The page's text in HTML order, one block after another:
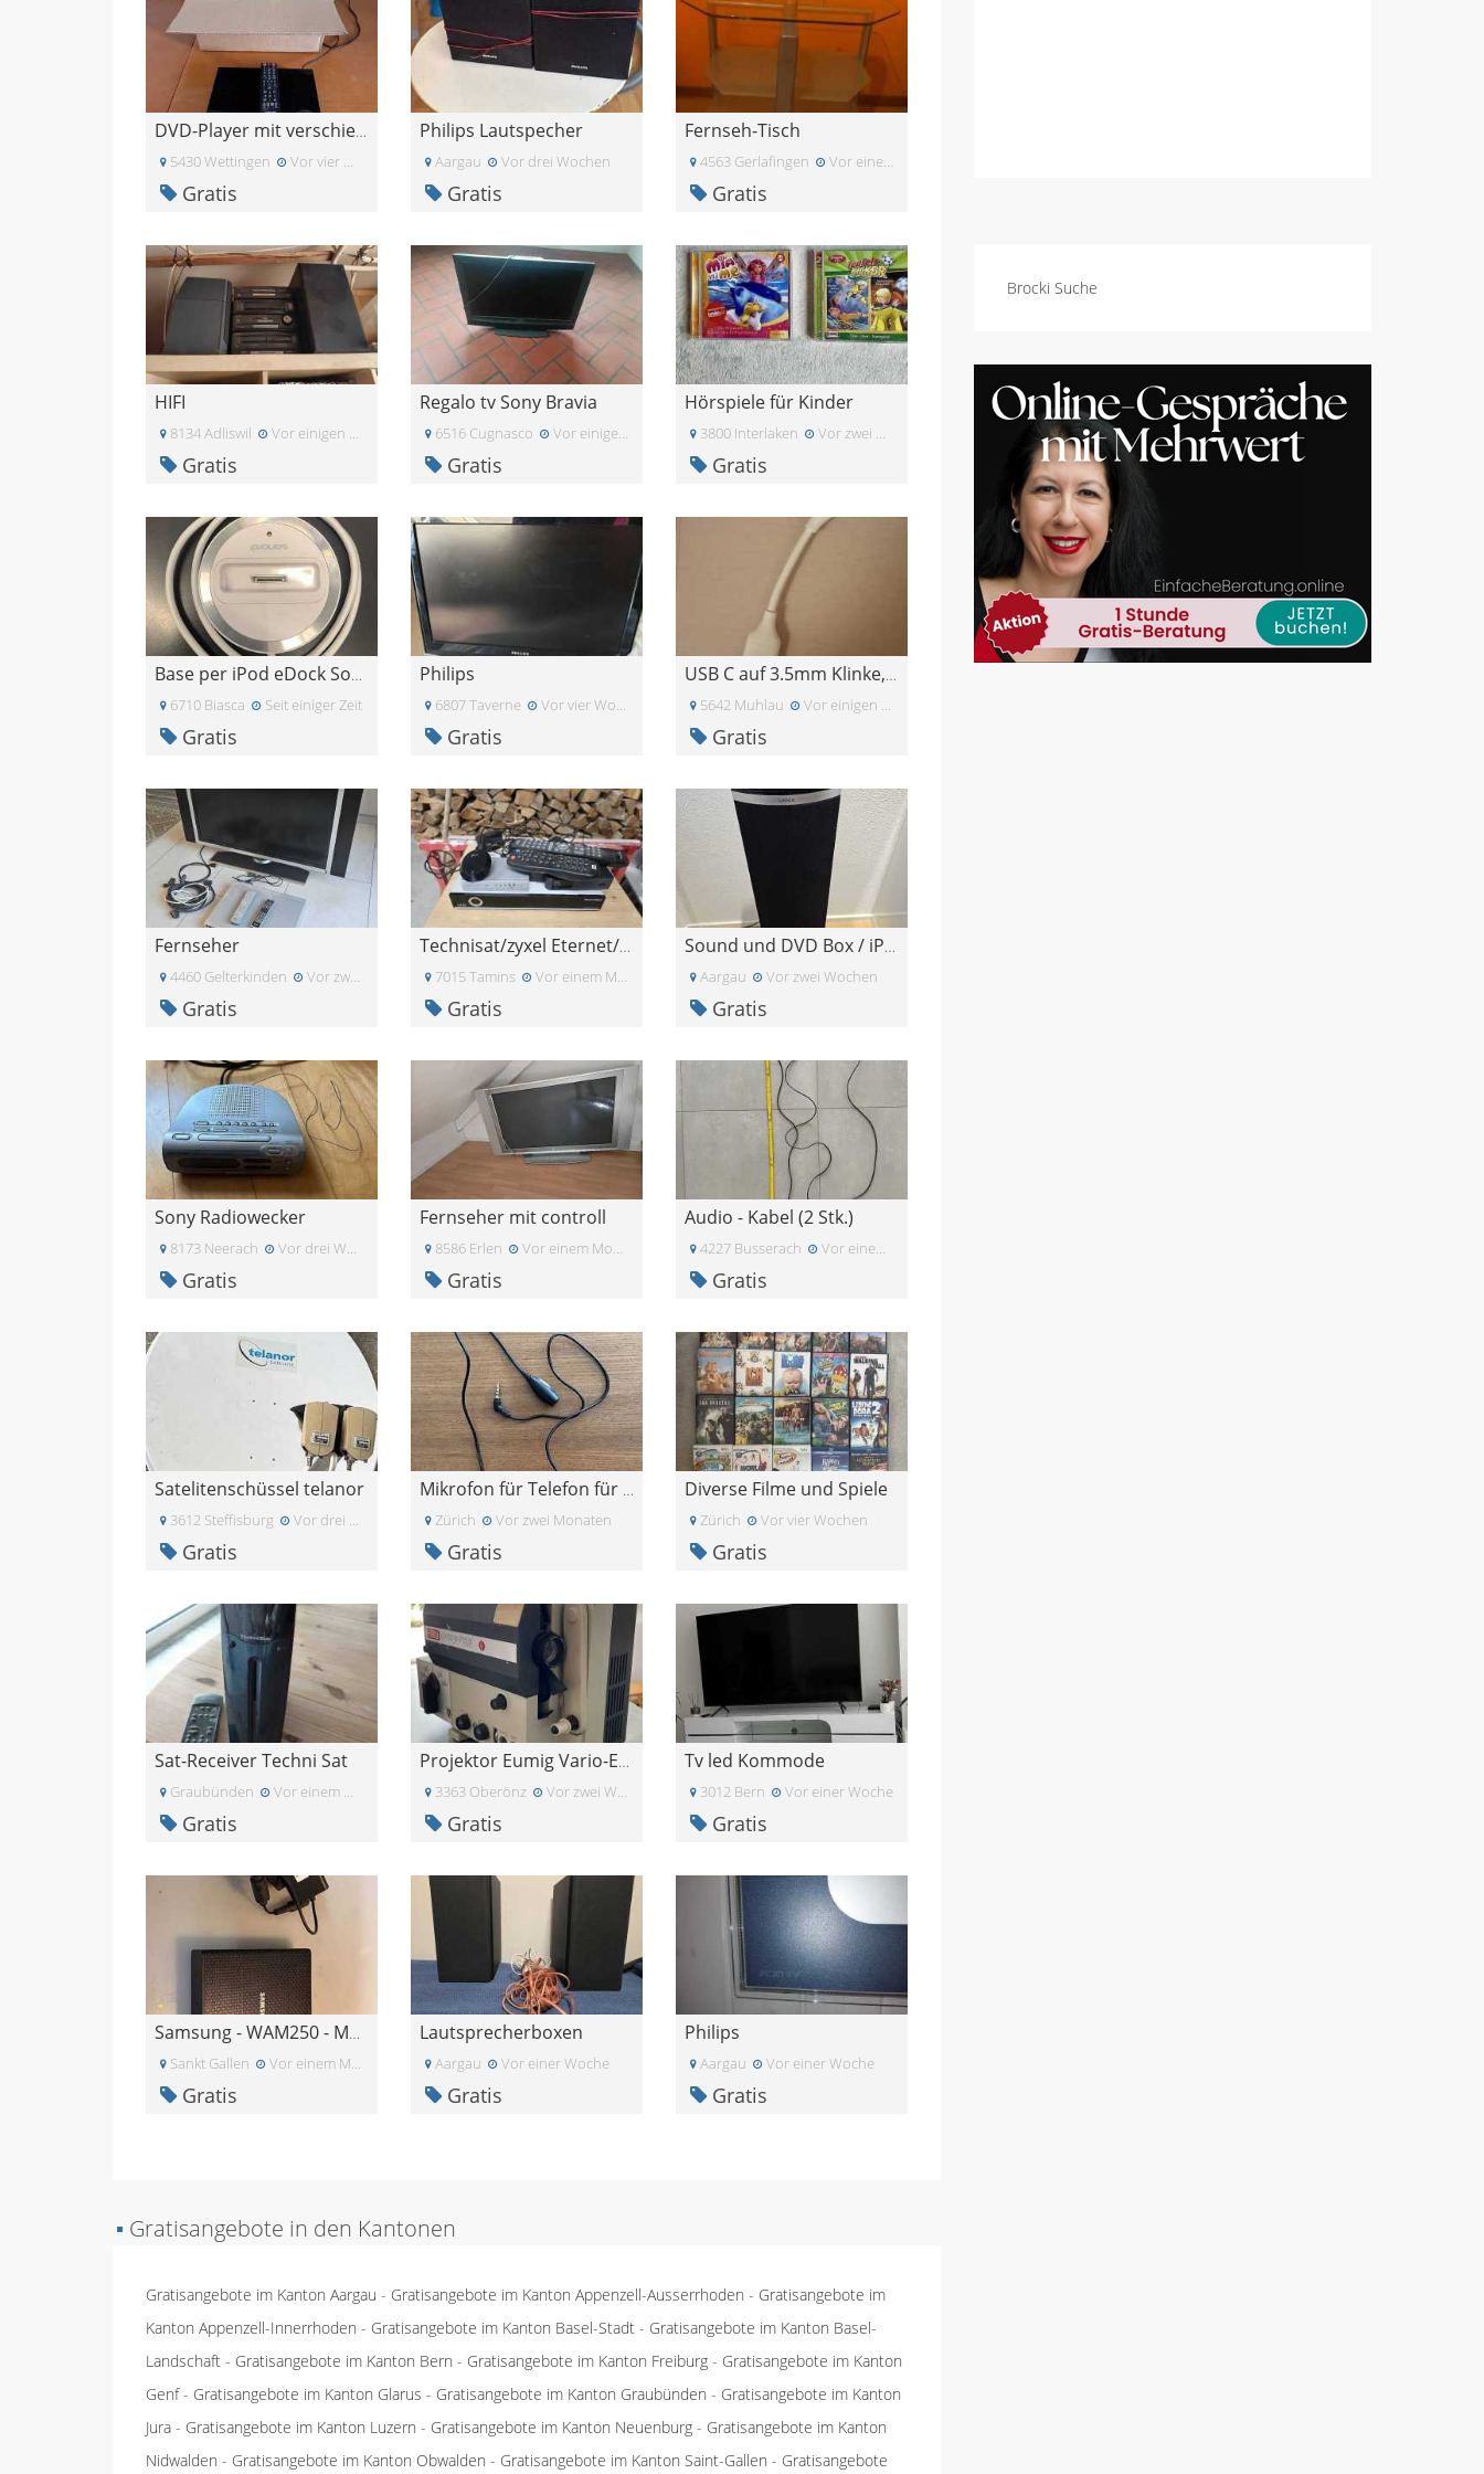
Brocki Suche
DVD-Player mit verschiedenen DVD\'s
5430 Wettingen Vor vier Wochen
Gratis
Philips Lautspecher
Aargau Vor drei Wochen
Gratis
Fernseh-Tisch
4563 Gerlafingen Vor einem Monat
Gratis
HIFI
8134 Adliswil Vor einigen Tagen
Gratis
Regalo tv Sony Bravia
6516 Cugnasco Vor einigen Tagen
Gratis
Hörspiele für Kinder
3800 Interlaken Vor zwei Wochen
Gratis
Base per iPod eDock Sonorò
6710 Biasca Seit einiger Zeit
Gratis
Philips
6807 Taverne Vor vier Wochen
Gratis
USB C auf 3.5mm Klinke, DAC Kopfhöreradapter für i
5642 Muhlau Vor einigen Tagen
Gratis
Fernseher
4460 Gelterkinden Vor zwei Wochen
Gratis
Technisat/zyxel Eternet/TP ljnk/WD Tv
7015 Tamins Vor einem Monat
Gratis
Sound und DVD Box / iPhone tower
Aargau Vor zwei Wochen
Gratis
Sony Radiowecker
8173 Neerach Vor drei Wochen
Gratis
Fernseher mit controll
8586 Erlen Vor einem Monat
Gratis
Audio - Kabel (2 Stk.)
4227 Busserach Vor einem Monat
Gratis
Satelitenschüssel telanor
3612 Steffisburg Vor drei Wochen
Gratis
Mikrofon für Telefon für normale Kopfhörer
Zürich Vor zwei Monaten
Gratis
Diverse Filme und Spiele
Zürich Vor vier Wochen
Gratis
Sat-Receiver Techni Sat
Graubünden Vor einem Monat
Gratis
Projektor Eumig Vario-Eupronet
3363 Oberönz Vor zwei Wochen
Gratis
Tv led Kommode
3012 Bern Vor einer Woche
Gratis
Samsung - WAM250 - Multiroom Hub
Sankt Gallen Vor einem Monat
Gratis
Lautsprecherboxen
Aargau Vor einer Woche
Gratis
Philips
Aargau Vor einer Woche
Gratis
▪ Gratisangebote in den Kantonen
Gratisangebote im Kanton Aargau - Gratisangebote im Kanton Appenzell-Ausserrhoden - Gratisangebote im
Kanton Appenzell-Innerrhoden - Gratisangebote im Kanton Basel-Stadt - Gratisangebote im Kanton Basel-
Landschaft - Gratisangebote im Kanton Bern - Gratisangebote im Kanton Freiburg - Gratisangebote im Kanton
Genf- Gratisangebote im Kanton Glarus - Gratisangebote im Kanton Graubünden - Gratisangebote im Kanton
Jura - Gratisangebote im Kanton Luzern - Gratisangebote im Kanton Neuenburg - Gratisangebote im Kanton
Nidwalden - Gratisangebote im Kanton Obwalden - Gratisangebote im Kanton Saint-Gallen - Gratisangebote